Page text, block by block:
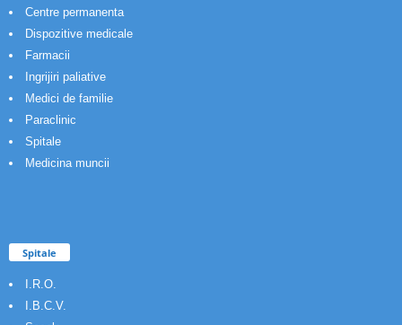
Centre permanenta
Dispozitive medicale
Farmacii
Ingrijiri paliative
Medici de familie
Paraclinic
Spitale
Medicina muncii
Spitale
I.R.O.
I.B.C.V.